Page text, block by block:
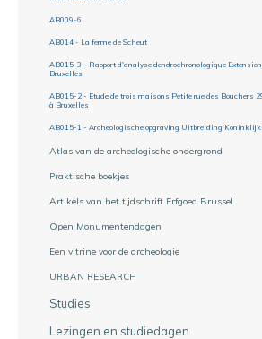
AB009-6
AB014 - La ferme de Scheut
AB015-3 - Rapport d'analyse dendrochronologique Extension
Bruxelles
AB015-2 - Etude de trois maisons Petite rue des Bouchers
à Bruxelles
AB015-1 - Archeologische opgraving Uitbreiding Koninklijk
Atlas van de archeologische ondergrond
Praktische boekjes
Artikels van het tijdschrift Erfgoed Brussel
Open Monumentendagen
Een vitrine voor de archeologie
URBAN RESEARCH
Studies
Lezingen en studiedagen